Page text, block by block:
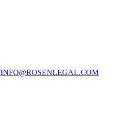
INFO@ROSENLEGAL.COM